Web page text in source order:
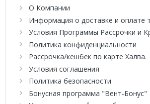
О Компании
Информация о доставке и оплате
Условия Программы Рассрочки и
Политика конфиденциальности
Рассрочка/кешбек по карте Халва.
Условия соглашения
Политика безопасности
Бонусная программа "Вент-Бонус"